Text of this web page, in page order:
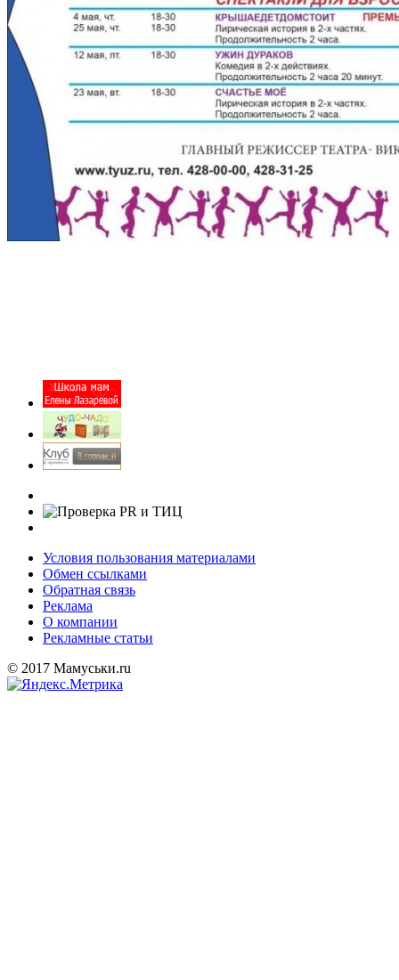
Условия пользования материалами
Обмен ссылками
Обратная связь
Реклама
О компании
Рекламные статьи
© 2017 Мамуськи.ru